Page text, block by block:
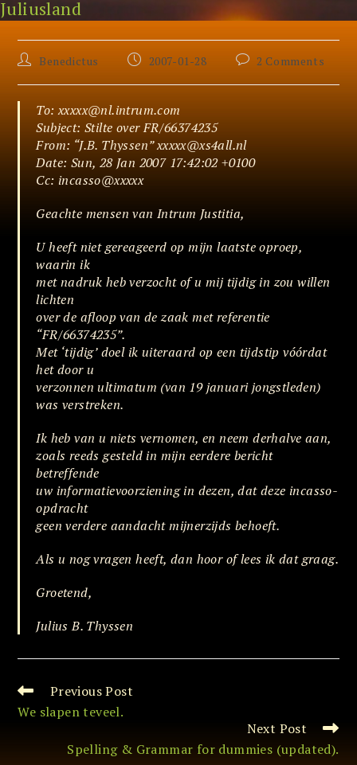
Skip
to
content
Juliusland
Nalatig
PostBenedictus
Post2007-01-28
Post2 Comments
To: xxxxx@nl.intrum.com
Subject: Stilte over FR/66374235
From: “J.B. Thyssen” xxxxx@xs4all.nl
Date: Sun, 28 Jan 2007 17:42:02 +0100
Cc: incasso@xxxxx
Geachte mensen van Intrum Justitia,
U heeft niet gereageerd op mijn laatste oproep,
waarin ik
met nadruk heb verzocht of u mij tijdig in zou willen
lichten
over de afloop van de zaak met referentie
“FR/66374235”.
Met ‘tijdig’ doel ik uiteraard op een tijdstip vóórdat
het door u
verzonnen ultimatum (van 19 januari jongstleden)
was verstreken.
Ik heb van u niets vernomen, en neem derhalve aan,
zoals reeds gesteld in mijn eerdere bericht
betreffende
uw informatievoorziening in dezen, dat deze incasso-
opdracht
geen verdere aandacht mijnerzijds behoeft.
Als u nog vragen heeft, dan hoor of lees ik dat graag.
Groetend,
Julius B. Thyssen
Read
more
Previous Post
We slapen teveel.
Next Post
Spelling & Grammar for dummies (updated).